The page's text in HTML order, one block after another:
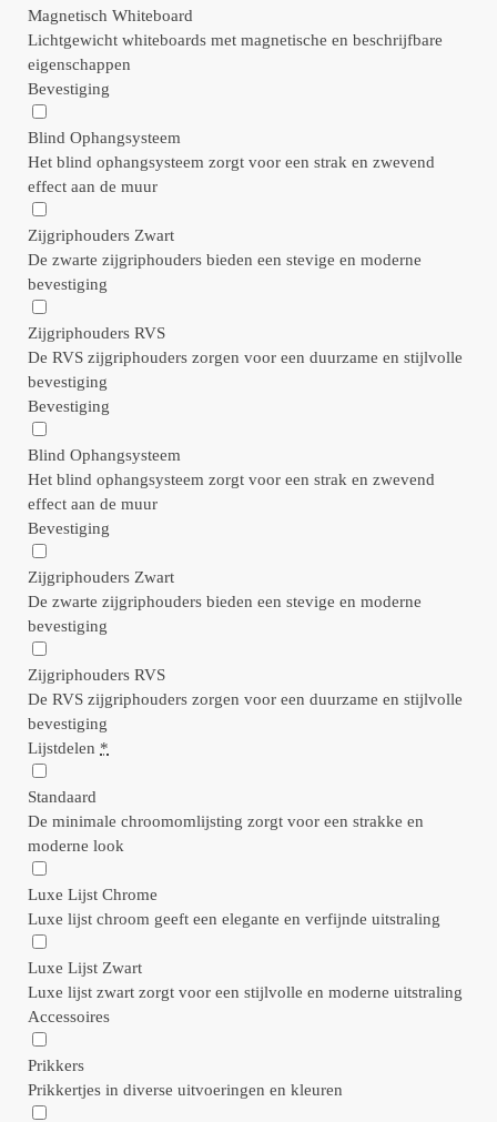
Magnetisch Whiteboard
Lichtgewicht whiteboards met magnetische en beschrijfbare
eigenschappen
Bevestiging
Blind Ophangsysteem
Het blind ophangsysteem zorgt voor een strak en zwevend
effect aan de muur
Zijgriphouders Zwart
De zwarte zijgriphouders bieden een stevige en moderne
bevestiging
Zijgriphouders RVS
De RVS zijgriphouders zorgen voor een duurzame en stijlvolle
bevestiging
Bevestiging
Blind Ophangsysteem
Het blind ophangsysteem zorgt voor een strak en zwevend
effect aan de muur
Bevestiging
Zijgriphouders Zwart
De zwarte zijgriphouders bieden een stevige en moderne
bevestiging
Zijgriphouders RVS
De RVS zijgriphouders zorgen voor een duurzame en stijlvolle
bevestiging
Lijstdelen *
Standaard
De minimale chroomomlijsting zorgt voor een strakke en
moderne look
Luxe Lijst Chrome
Luxe lijst chroom geeft een elegante en verfijnde uitstraling
Luxe Lijst Zwart
Luxe lijst zwart zorgt voor een stijlvolle en moderne uitstraling
Accessoires
Prikkers
Prikkertjes in diverse uitvoeringen en kleuren